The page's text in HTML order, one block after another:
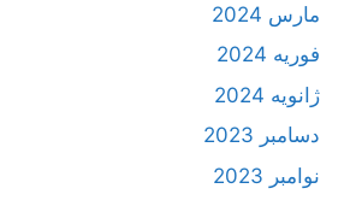
مارس 2024
فوریه 2024
ژانویه 2024
دسامبر 2023
نوامبر 2023